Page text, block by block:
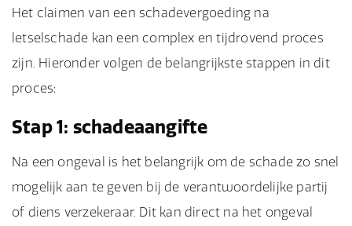
Het claimen van een schadevergoeding na
letselschade kan een complex en tijdrovend proces
zijn. Hieronder volgen de belangrijkste stappen in dit
proces:
Stap 1: schadeaangifte
Na een ongeval is het belangrijk om de schade zo snel
mogelijk aan te geven bij de verantwoordelijke partij
of diens verzekeraar. Dit kan direct na het ongeval